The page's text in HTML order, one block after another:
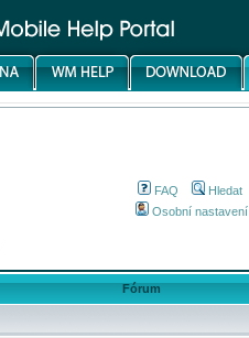
FAQ Hledat
Osobní nastavení
Fórum